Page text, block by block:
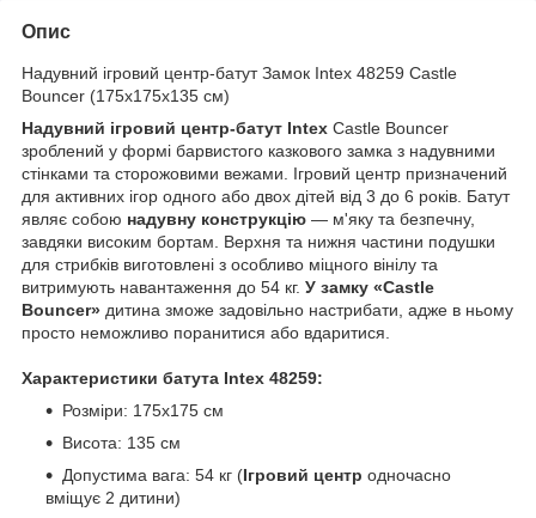
Опис
Надувний ігровий центр-батут Замок Intex 48259 Castle
Bouncer (175х175х135 см)
Надувний ігровий центр-батут Intex Castle Bouncer
зроблений у формі барвистого казкового замка з надувними
стінками та сторожовими вежами. Ігровий центр призначений
для активних ігор одного або двох дітей від 3 до 6 років. Батут
являє собою надувну конструкцію — м'яку та безпечну,
завдяки високим бортам. Верхня та нижня частини подушки
для стрибків виготовлені з особливо міцного вінілу та
витримують навантаження до 54 кг. У замку «Castle
Bouncer» дитина зможе задовільно настрибати, адже в ньому
просто неможливо поранитися або вдаритися.
Характеристики батута Intex 48259:
Розміри: 175х175 см
Висота: 135 см
Допустима вага: 54 кг (Ігровий центр одночасно
вміщує 2 дитини)